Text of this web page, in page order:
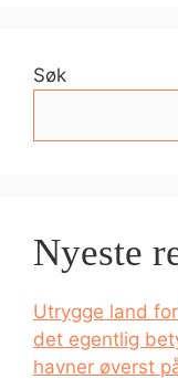
Søk
Nyeste
Utrygge land
det egentlig
havner øverst